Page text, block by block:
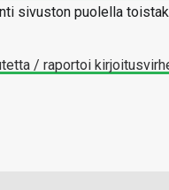
sivuston puolella
/ raportoi